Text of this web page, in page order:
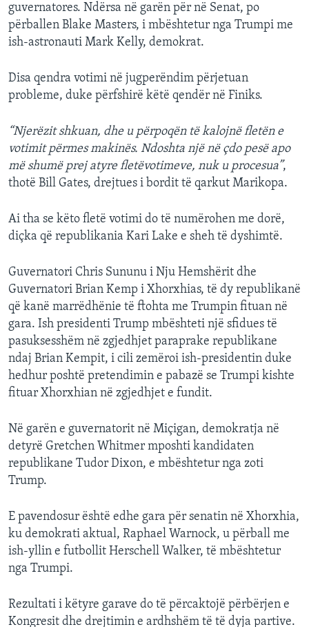
guvernatores. Ndërsa në garën për në Senat, po
përballen Blake Masters, i mbështetur nga Trumpi me
ish-astronauti Mark Kelly, demokrat.
Disa qendra votimi në jugperëndim përjetuan
probleme, duke përfshirë këtë qendër në Finiks.
“Njerëzit shkuan, dhe u përpoqën të kalojnë fletën e
votimit përmes makinës. Ndoshta një në çdo pesë apo
më shumë prej atyre fletëvotimeve, nuk u procesua”,
thotë Bill Gates, drejtues i bordit të qarkut Marikopa.
Ai tha se këto fletë votimi do të numërohen me dorë,
diçka që republikania Kari Lake e sheh të dyshimtë.
Guvernatori Chris Sununu i Nju Hemshërit dhe
Guvernatori Brian Kemp i Xhorxhias, të dy republikanë
që kanë marrëdhënie të ftohta me Trumpin fituan në
gara. Ish presidenti Trump mbështeti një sfidues të
pasuksesshëm në zgjedhjet paraprake republikane
ndaj Brian Kempit, i cili zemëroi ish-presidentin duke
hedhur poshtë pretendimin e pabazë se Trumpi kishte
fituar Xhorxhian në zgjedhjet e fundit.
Në garën e guvernatorit në Miçigan, demokratja në
detyrë Gretchen Whitmer mposhti kandidaten
republikane Tudor Dixon, e mbështetur nga zoti
Trump.
E pavendosur është edhe gara për senatin në Xhorxhia,
ku demokrati aktual, Raphael Warnock, u përball me
ish-yllin e futbollit Herschell Walker, të mbështetur
nga Trumpi.
Rezultati i këtyre garave do të përcaktojë përbërjen e
Kongresit dhe drejtimin e ardhshëm të të dyja partive.